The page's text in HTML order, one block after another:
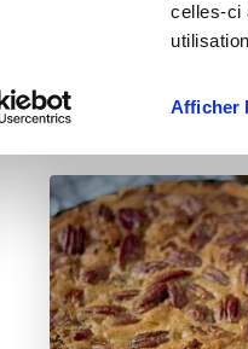
celles-ci
Afficher